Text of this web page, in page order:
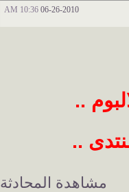
06-26-2010
10:36 AM
..
..
مشاهدة المحادثة